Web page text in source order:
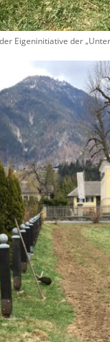
Eigeninitiative der